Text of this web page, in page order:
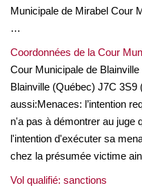
Municipale de Mirabel Cour
…
Coordonnées de la Cour
Cour Municipale de
Blainville (Québec) J7C 3S9
aussi:Menaces: l’intention
n'a pas à démontrer au juge
l'intention d'exécuter sa
chez la présumée victime
Vol qualifié: sanctions